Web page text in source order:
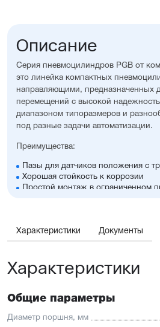
Описание
Серия пневмоцилиндров PGB от
это линейка компактных
направляющими, предназначенных
перемещений с высокой
диапазоном типоразмеров и
под разные задачи автоматизации.
Преимущества:
Пазы для датчиков положения с
Хорошая стойкость к коррозии
Простой монтаж в ограниченном
Взаимозаменяемость с подобными
направляющая изготовлены из
нержавеющей стали, устойчивой к
Характеристики Документы
Характеристики
Общие параметры
Диаметр поршня, мм